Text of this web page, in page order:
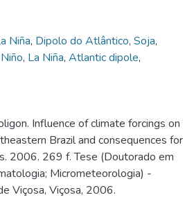
Niña, Dipolo do Atlântico, Soja,
, La Niña, Atlantic dipole,
Influence of climate forcings on
Brazil and consequences for
2006. 269 f. Tese (Doutorado em
Micrometeorologia) -
Viçosa, Viçosa, 2006.